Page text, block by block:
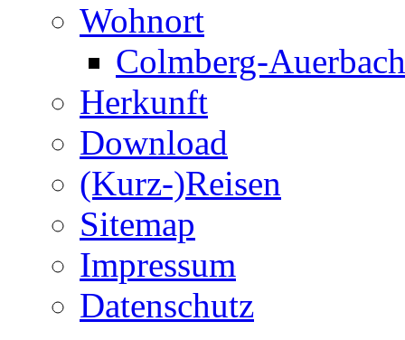
Wohnort
Colmberg-Auerbach
Herkunft
Download
(Kurz-)Reisen
Sitemap
Impressum
Datenschutz